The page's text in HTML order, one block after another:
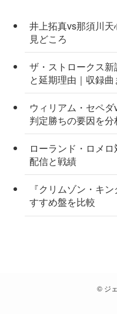
井上拓真vs那須川
見どころ
ザ・ストロークス
と延期理由｜収録
ウィリアム・セペ
判定勝ちの要因を分
ローランド・ロメ
配信と戦績
『クリムゾン・キ
すすめ盤を比較
©ジ